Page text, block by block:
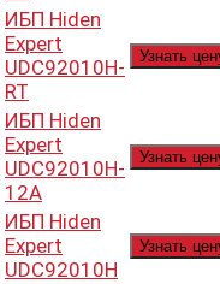
ИБП Hiden
Expert
UDC92010H-
RT
Узнать
ИБП Hiden
Expert
UDC92010H-
12A
Узнать
ИБП Hiden
Expert
UDC92010H
Узнать